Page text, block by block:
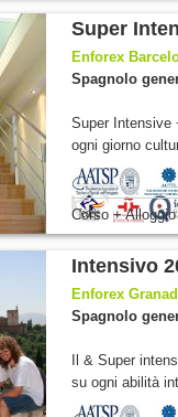
Super
Enforex
Spagnolo
Super Intensive
ogni giorno
Corso +
Intensivo
Enforex
Spagnolo
Il & Super
su ogni abilità